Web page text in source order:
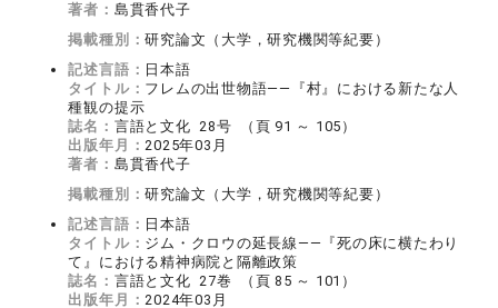
著者： 島貫香代子
掲載種別：研究論文（大学，研究機関等紀要）
記述言語： 日本語
タイトル： フレムの出世物語――『村』における新たな人
種観の提示
誌名： 言語と文化 28号 （頁 91 ～ 105）
出版年月：2025年03月
著者： 島貫香代子
掲載種別：研究論文（大学，研究機関等紀要）
記述言語： 日本語
タイトル： ジム・クロウの延長線――『死の床に横たわり
て』における精神病院と隔離政策
誌名： 言語と文化 27巻 （頁 85 ～ 101）
出版年月：2024年03月